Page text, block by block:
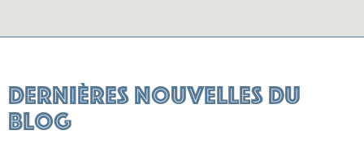
Dernières nouvelles du
blog